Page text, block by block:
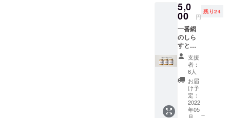
賞味期
限：約
90日
（商品
に記
載） ※
開封後
はお早
めにお
召し上
がりく
ださい
※完成次
5,0
00 円
残り24
一番網
のしら
すと野
菜
nokke
の3個
セット
＋お礼
のメッ
セージ
をお送
支援
者：
6人
お届
け予
定：
2022
年05
月